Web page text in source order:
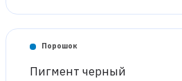
Порошок
Пигмент черный